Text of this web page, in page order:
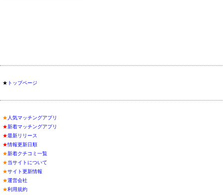
★ トップページ
★人気マッチングアプリ
★新着マッチングアプリ
★最新リリース
★情報更新日順
★新着クチコミ一覧
★当サイトについて
★サイト更新情報
★運営会社
★利用規約